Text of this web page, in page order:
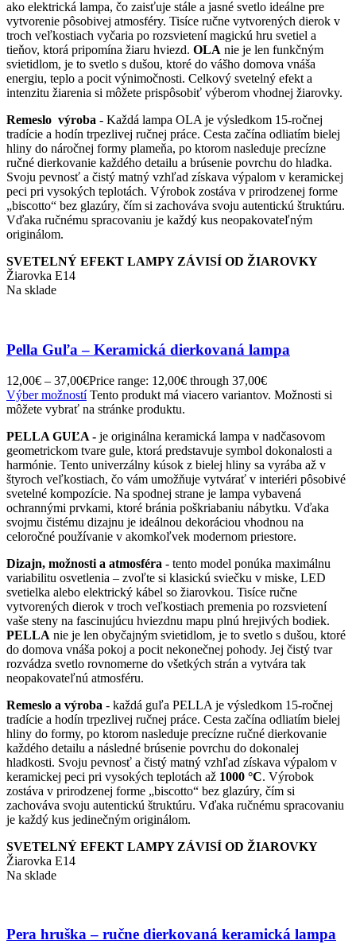
ako elektrická lampa, čo zaisťuje stále a jasné svetlo ideálne pre
vytvorenie pôsobivej atmosféry. Tisíce ručne vytvorených dierok v
troch veľkostiach vyčaria po rozsvietení magickú hru svetiel a
tieňov, ktorá pripomína žiaru hviezd. OLA nie je len funkčným
svietidlom, je to svetlo s dušou, ktoré do vášho domova vnáša
energiu, teplo a pocit výnimočnosti. Celkový svetelný efekt a
intenzitu žiarenia si môžete prispôsobiť výberom vhodnej žiarovky.
Remeslo výroba - Každá lampa OLA je výsledkom 15-ročnej
tradície a hodín trpezlivej ručnej práce. Cesta začína odliatím bielej
hliny do náročnej formy plameňa, po ktorom nasleduje precízne
ručné dierkovanie každého detailu a brúsenie povrchu do hladka.
Svoju pevnosť a čistý matný vzhľad získava výpalom v keramickej
peci pri vysokých teplotách. Výrobok zostáva v prirodzenej forme
„biscotto“ bez glazúry, čím si zachováva svoju autentickú štruktúru.
Vďaka ručnému spracovaniu je každý kus neopakovateľným
originálom.
SVETELNÝ EFEKT LAMPY ZÁVISÍ OD ŽIAROVKY
Žiarovka E14
Na sklade
Pella Guľa – Keramická dierkovaná lampa
12,00€ – 37,00€Price range: 12,00€ through 37,00€
Výber možnostíTento produkt má viacero variantov. Možnosti si
môžete vybrať na stránke produktu.
PELLA GUĽA - je originálna keramická lampa v nadčasovom
geometrickom tvare gule, ktorá predstavuje symbol dokonalosti a
harmónie. Tento univerzálny kúsok z bielej hliny sa vyrába až v
štyroch veľkostiach, čo vám umožňuje vytvárať v interiéri pôsobivé
svetelné kompozície. Na spodnej strane je lampa vybavená
ochrannými prvkami, ktoré bránia poškriabaniu nábytku. Vďaka
svojmu čistému dizajnu je ideálnou dekoráciou vhodnou na
celoročné používanie v akomkoľvek modernom priestore.
Dizajn, možnosti a atmosféra - tento model ponúka maximálnu
variabilitu osvetlenia – zvoľte si klasickú sviečku v miske, LED
svetielka alebo elektrický kábel so žiarovkou. Tisíce ručne
vytvorených dierok v troch veľkostiach premenia po rozsvietení
vaše steny na fascinujúcu hviezdnu mapu plnú hrejivých bodiek.
PELLA nie je len obyčajným svietidlom, je to svetlo s dušou, ktoré
do domova vnáša pokoj a pocit nekonečnej pohody. Jej čistý tvar
rozvádza svetlo rovnomerne do všetkých strán a vytvára tak
neopakovateľnú atmosféru.
Remeslo a výroba - každá guľa PELLA je výsledkom 15-ročnej
tradície a hodín trpezlivej ručnej práce. Cesta začína odliatím bielej
hliny do formy, po ktorom nasleduje precízne ručné dierkovanie
každého detailu a následné brúsenie povrchu do dokonalej
hladkosti. Svoju pevnosť a čistý matný vzhľad získava výpalom v
keramickej peci pri vysokých teplotách až 1000 °C. Výrobok
zostáva v prirodzenej forme „biscotto“ bez glazúry, čím si
zachováva svoju autentickú štruktúru. Vďaka ručnému spracovaniu
je každý kus jedinečným originálom.
SVETELNÝ EFEKT LAMPY ZÁVISÍ OD ŽIAROVKY
Žiarovka E14
Na sklade
Pera hruška – ručne dierkovaná keramická lampa